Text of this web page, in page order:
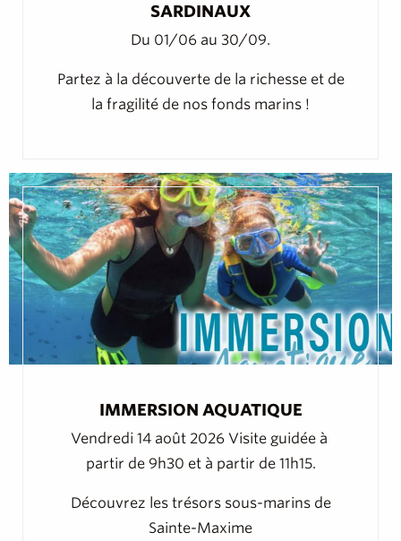
SARDINAUX
Du 01/06 au 30/09.
Partez à la découverte de la richesse et de
la fragilité de nos fonds marins !
IMMERSION AQUATIQUE
Vendredi 14 août 2026 Visite guidée à
partir de 9h30 et à partir de 11h15.
Découvrez les trésors sous-marins de
Sainte-Maxime